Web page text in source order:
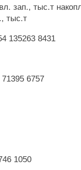
зап., тыс.т
тыс.т
135263 8431
6757
1050